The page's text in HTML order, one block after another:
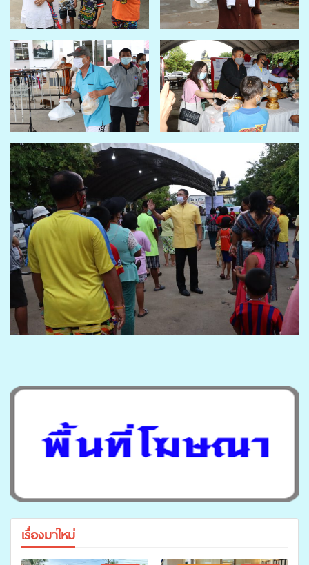
เรื่องมาใหม่